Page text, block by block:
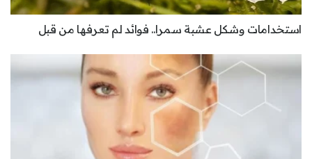
استخدامات وشكل عشبة سمرا.. فوائد لم تعرفها من قبل